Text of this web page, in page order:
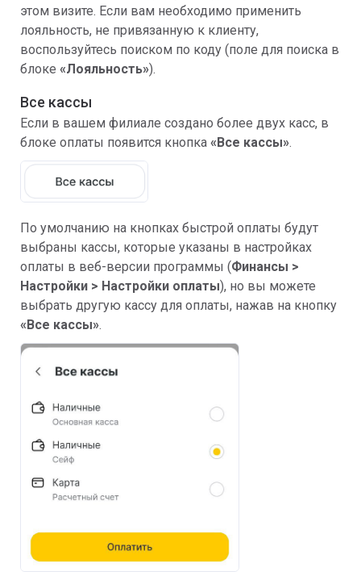
этом визите. Если вам необходимо применить
лояльность, не привязанную к клиенту,
воспользуйтесь поиском по коду (поле для поиска в
блоке «Лояльность»).
Все кассы
Если в вашем филиале создано более двух касс, в
блоке оплаты появится кнопка «Все кассы».
По умолчанию на кнопках быстрой оплаты будут
выбраны кассы, которые указаны в настройках
оплаты в веб-версии программы (Финансы >
Настройки > Настройки оплаты), но вы можете
выбрать другую кассу для оплаты, нажав на кнопку
«Все кассы».